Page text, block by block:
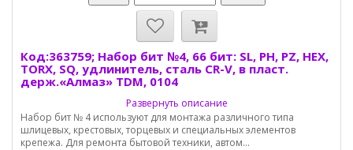
Код:363759; Набор бит №4, 66 бит: SL, PH, PZ, HEX,
TORX, SQ, удлинитель, сталь CR-V, в пласт.
держ.«Алмаз» TDM, 0104
Развернуть описание
Набор бит № 4 используют для монтажа различного типа
шлицевых, крестовых, торцевых и специальных элементов
крепежа. Для ремонта бытовой техники, автом...